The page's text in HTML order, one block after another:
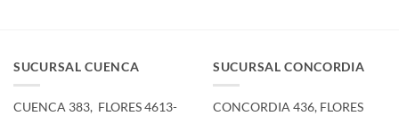
SUCURSAL CUENCA
CUENCA 383, ­ FLORES 4613-
SUCURSAL CONCORDIA
CONCORDIA 436,­ FLORES